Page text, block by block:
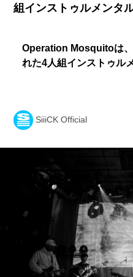
組インストゥルメンタ
Operation Mosquitoは
れた4人組インストゥル
SiiiCK Official